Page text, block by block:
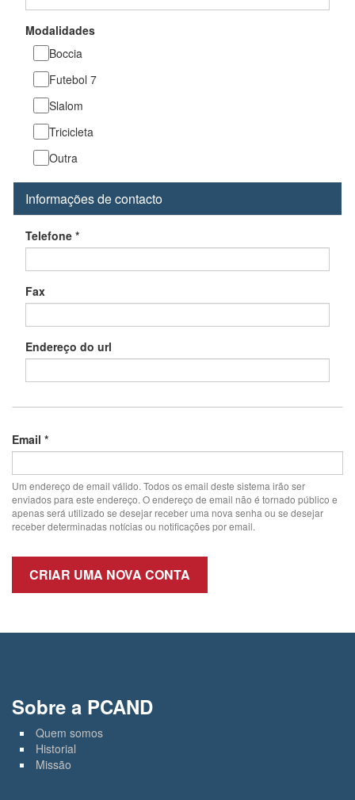
Modalidades
Boccia
Futebol 7
Slalom
Tricicleta
Outra
Informações de contacto
Telefone *
Fax
Endereço do url
Email *
Um endereço de email válido. Todos os email deste sistema irão ser
enviados para este endereço. O endereço de email não é tornado público e
apenas será utilizado se desejar receber uma nova senha ou se desejar
receber determinadas notícias ou notificações por email.
CRIAR UMA NOVA CONTA
Sobre a PCAND
Quem somos
Historial
Missão